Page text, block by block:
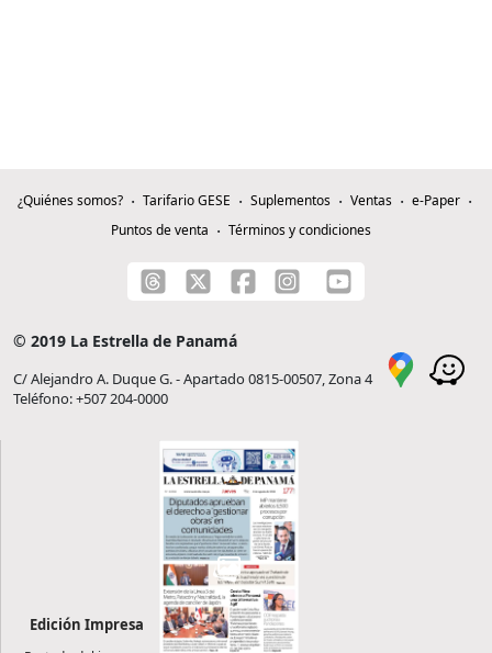
¿Quiénes somos? Tarifario GESE Suplementos Ventas
e-Paper
Puntos de venta
Términos y condiciones
© 2019 La Estrella de Panamá
C/ Alejandro A. Duque G. - Apartado 0815-00507, Zona 4
Teléfono: +507 204-0000
Edición Impresa